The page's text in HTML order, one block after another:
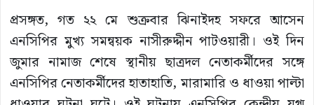
প্রসঙ্গত, গত ২২ মে শুক্রবার ঝিনাইদহ সফরে আসেন
এনসিপির মুখ্য সমন্বয়ক নাসীরুদ্দীন পাটওয়ারী। ওই দিন
জুমার নামাজ শেষে স্থানীয় ছাত্রদল নেতাকর্মীদের সঙ্গে
এনসিপির নেতাকর্মীদের হাতাহাতি, মারামারি ও ধাওয়া পাল্টা